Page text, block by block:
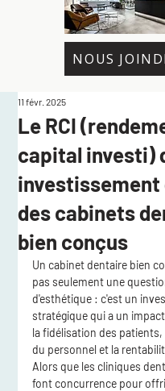
NOUS
Le RCI
capital investi)
investissement
des cabinets
bien conçus
11 févr. 2025
Un cabinet dentaire bien
pas seulement une
d'esthétique : c'est un
stratégique qui a un
la fidélisation des
du personnel et la
Alors que les cliniques
font concurrence pour